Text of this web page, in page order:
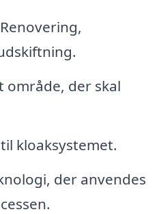
område, der skal
kloaksystemet.
der anvendes